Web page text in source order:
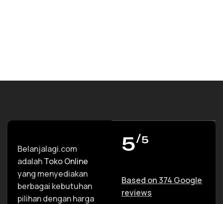
Belanjalagi.com
adalahToko Online
yang menyediakan
berbagai kebutuhan
pilihan dengan harga
5/5
Based on 374 Google
reviews